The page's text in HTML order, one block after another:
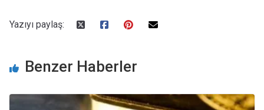
Yazıyı paylaş:
Benzer Haberler